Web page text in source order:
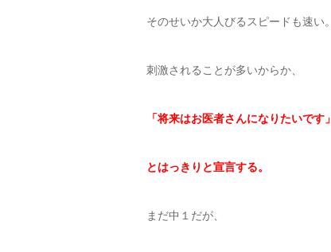
そのせいか大人びるスピードも速い。
刺激されることが多いからか、
「将来はお医者さんになりたいです」
とはっきりと宣言する。
まだ中１だが、